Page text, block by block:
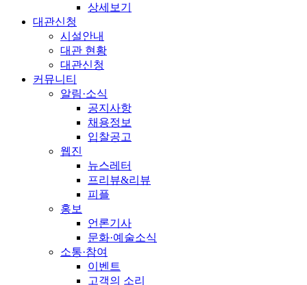
상세보기
대관신청
시설안내
대관 현황
대관신청
커뮤니티
알림·소식
공지사항
채용정보
입찰공고
웹진
뉴스레터
프리뷰&리뷰
피플
홍보
언론기사
문화·예술소식
소통·참여
이벤트
고객의 소리